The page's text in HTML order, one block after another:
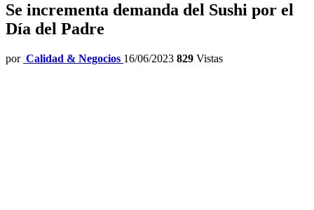
Se incrementa demanda del Sushi por el
Día del Padre
por Calidad & Negocios 16/06/2023 829 Vistas